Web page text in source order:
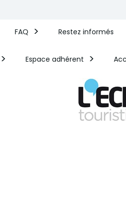
FAQ Restez informés
Espace adhérent